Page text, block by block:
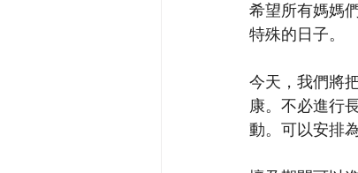
希望所有媽媽
特殊的日子。
今天，我們將
康。不必進行
動。可以安排